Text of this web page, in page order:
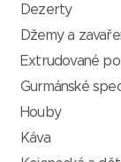
Dezerty
Džemy a
Extrudované
Gurmánské
Houby
Káva